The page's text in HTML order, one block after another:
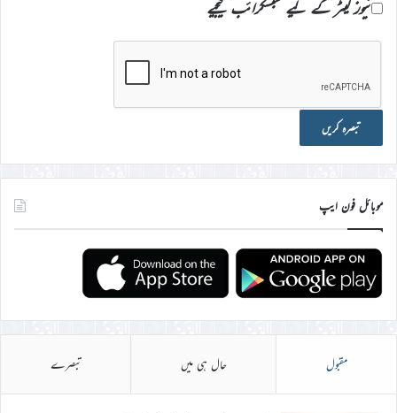
نیوز لیٹر کے لیے سبسکرائب کیجیے
موبائل فون ایپ
مقبول حال ہی میں تبصرے